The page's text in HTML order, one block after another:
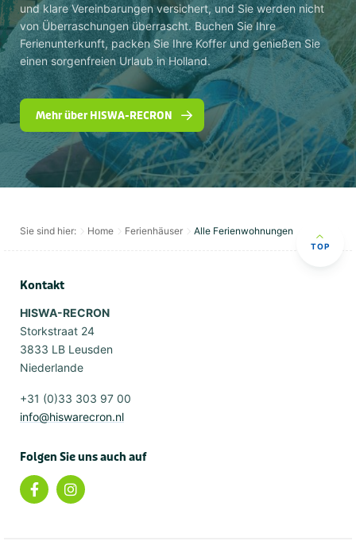
und klare Vereinbarungen versichert, und Sie werden nicht
von Überraschungen überrascht. Buchen Sie Ihre
Ferienunterkunft, packen Sie Ihre Koffer und genießen Sie
einen sorgenfreien Urlaub in Holland.
Mehr über HISWA-RECRON
Sie sind hier: Home Ferienhäuser Alle Ferienwohnungen
TOP
Kontakt
HISWA-RECRON
Storkstraat 24
3833 LB Leusden
Niederlande
+31 (0)33 303 97 00
info@hiswarecron.nl
Folgen Sie uns auch auf